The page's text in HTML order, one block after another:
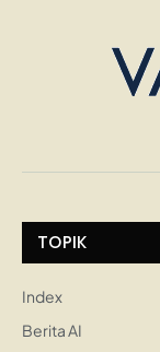
TOPIK
Index
Berita AI